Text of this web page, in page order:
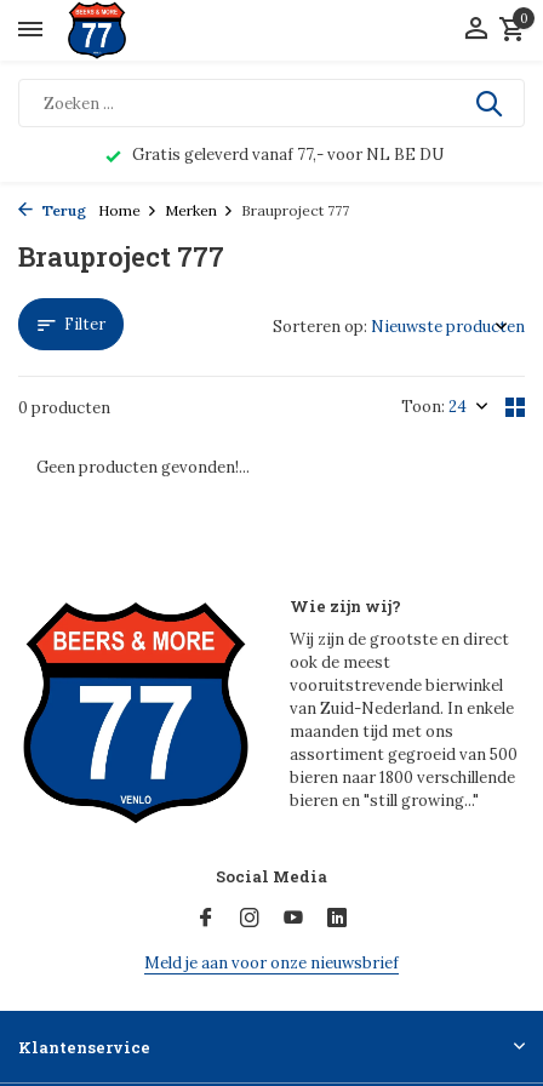
0
Gratis geleverd vanaf 77,- voor NL BE DU
Terug Home Merken Brauproject 777
Brauproject 777
Filter
0 producten Toon:
Sorteren op:
Geen producten gevonden!...
Wie zijn wij?
Wij zijn de grootste en direct
ook de meest
vooruitstrevende bierwinkel
van Zuid-Nederland. In enkele
maanden tijd met ons
assortiment gegroeid van 500
bieren naar 1800 verschillende
bieren en "still growing..."
Social Media
Meld je aan voor onze nieuwsbrief
Klantenservice